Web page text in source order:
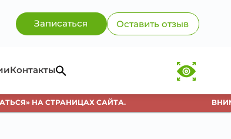
Записаться Оставить отзыв
Контакты
НА СТРАНИЦАХ САЙТА.